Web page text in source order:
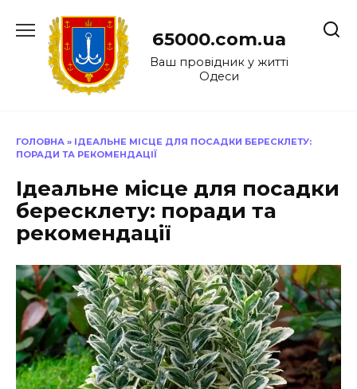
до
65000.com.ua
Ваш провідник у житті
Одеси
ГОЛОВНА » ІДЕАЛЬНЕ МІСЦЕ ДЛЯ ПОСАДКИ БЕРЕСКЛЕТУ:
ПОРАДИ ТА РЕКОМЕНДАЦІЇ
Ідеальне місце для посадки
бересклету: поради та
рекомендації